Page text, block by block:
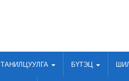
ТАНИЛЦУУЛГА БҮТЭЦ